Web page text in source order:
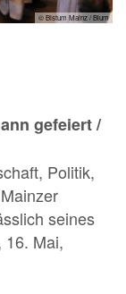
© Bistum Mainz / Blum
gefeiert /
Politik,
seines
16. Mai,